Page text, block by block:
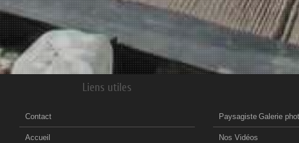
Liens utiles
Contact
Accueil
Paysagiste Galerie
Nos Vidéos